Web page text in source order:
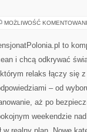
MOŻLIWOŚĆ
to
i chcą odkrywać
relaks łączy się
– od
aż po
weekendzie